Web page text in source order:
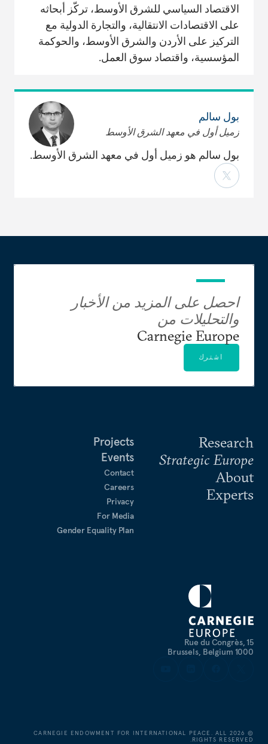
الاقتصاد السياسي للشرق الأوسط، تركّز أبحاثه
على الاقتصادات الانتقالية، والتجارة الدولية مع
التركيز على الأردن والشرق الأوسط، والحوكمة
المؤسسية، واقتصاد سوق العمل.
بول سالم
زميل أول في معهد الشرق الأوسط
بول سالم هو زميل أول في معهد الشرق الأوسط.
Rue du Congrès, 15
1000 Brussels, Belgium
Research
Strategic Europe
About
Experts
Projects
Events
Contact
Careers
Privacy
For Media
Gender Equality Plan
احصل على المزيد من الأخبار
والتحليلات من
Carnegie Europe
اشترك
2026
CARNEGIE ENDOWMENT FOR INTERNATIONAL PEACE. ALL
RIGHTS RESERVED.